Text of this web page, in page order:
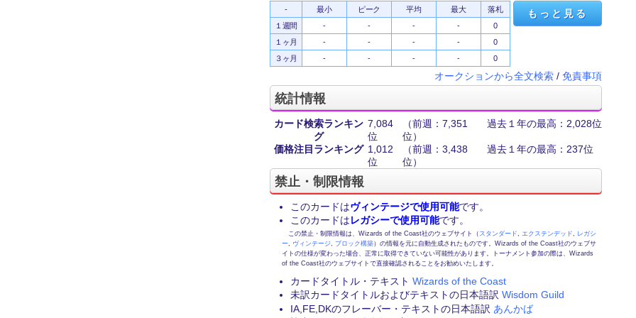
- 最小 ピーク 平均 最大
落札
１週間
- - - -
0
１ヶ月
- - - -
0
３ヶ月
- - - - 0
もっと見る
オークションから全文検索 / 免責事項
統計情報
カード検索ランキン
グ
7,084
位
（前週：7,351
位）
過去１年の最高：2,028位
価格注目ランキング 1,012
位
（前週：3,438
位）
過去１年の最高：237位
禁止・制限情報
このカードはヴィンテージで使用可能です。
このカードはレガシーで使用可能です。
この禁止・制限情報は、Wizards of the Coast社のウェブサイト（ スタンダード エクステンデッド
レガシ
ー
ヴィンテージ ブロック構築）の情報を元に自動生成されたものです。Wizards of the Coast社のウェブサ
イトの仕様が変わった場合、正常に取得できていない可能性があります。トーナメント参加の際は、Wizards
of the Coast社のウェブサイトで直接確認されることをお勧めいたします。
カードタイトル・テキスト Wizards of the Coast
未訳カードタイトルおよびテキストの日本語訳 Wisdom Guild
IA,FE,DKのフレーバー・テキストの日本語訳 あんかば